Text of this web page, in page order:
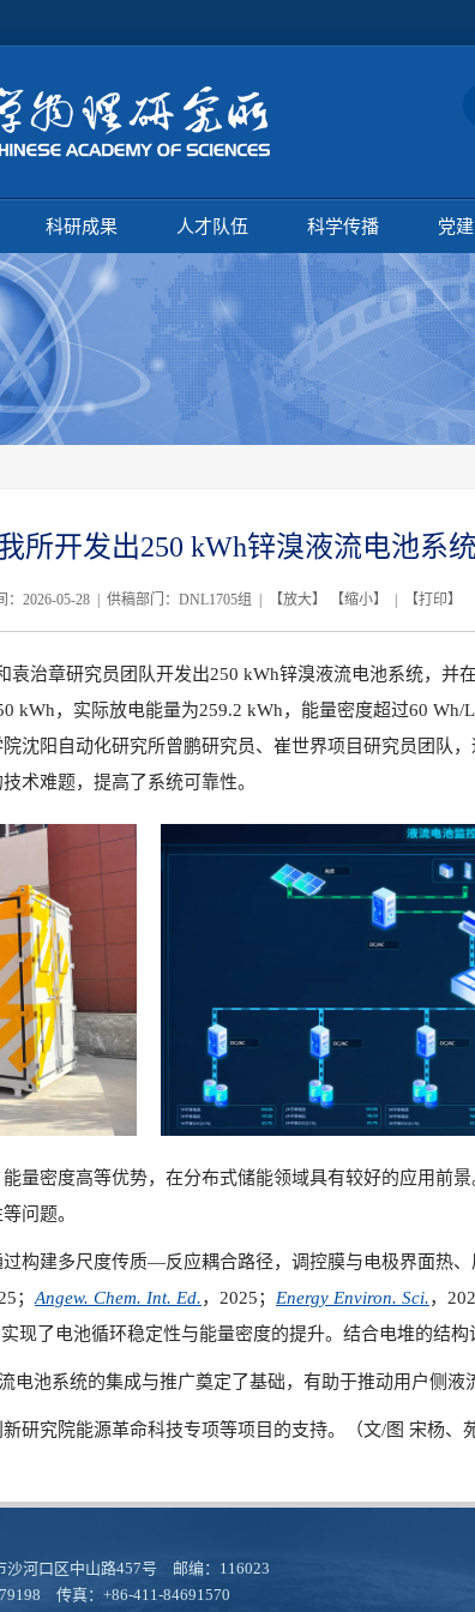
科研成果 人才队伍 科学传播 党
所开发出250 kWh锌溴液流电池系统
：2026-05-28 | 供稿部门：DNL1705组 | 【放大】 【缩小】 | 【打印】
袁治章研究员团队开发出250 kWh锌溴液流电池系统，并
kWh，实际放电能量为259.2 kWh，能量密度超过60 Wh/L
沈阳自动化研究所曾鹏研究员、崔世界项目研究员团队
术难题，提高了系统可靠性。
量密度高等优势，在分布式储能领域具有较好的应用前
问题。
构建多尺度传质—反应耦合路径，调控膜与电极界面热
； Angew. Chem. Int. Ed.， 2025； Energy Environ. Sci.，
现了电池循环稳定性与能量密度的提升。结合电堆的结构
电池系统的集成与推广奠定了基础，有助于推动用户侧液
研究院能源革命科技专项等项目的支持。（文/图 宋杨、
沙河口区中山路457号 邮编：116023
传真：+86-411-84691570